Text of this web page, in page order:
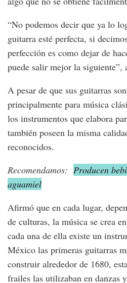
“No podemos decir que ya lo
guitarra esté perfecta, si
perfección es como dejar de
puede salir mejor la siguiente”,
A pesar de que sus guitarras
principalmente para música
los instrumentos que elabora
también poseen la misma
reconocidos.
Recomendamos: Producen
aguamiel
Afirmó que en cada lugar,
de culturas, la música se crea
cada una de ella existe un
México las primeras guitarras
construir alrededor de 1680,
frailes las utilizaban en danzas